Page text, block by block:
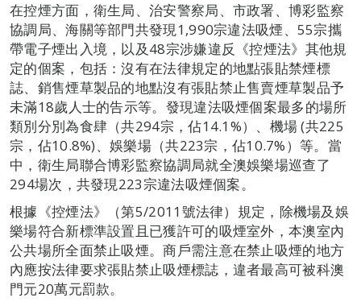
在控煙方面，衛生局、治安警察局、市政署、博彩監察
協調局、海關等部門共發現1,990宗違法吸煙、55宗攜
帶電子煙出入境，以及48宗涉嫌違反《控煙法》其他規
定的個案，包括：沒有在法律規定的地點張貼禁煙標
誌、銷售煙草製品的地點沒有張貼禁止售賣煙草製品予
未滿18歲人士的告示等。發現違法吸煙個案最多的場所
類別分別為食肆（共294宗，佔14.1%）、機場 (共225
宗，佔10.8%)、娛樂場（共223宗，佔10.7%）等。當
中，衛生局聯合博彩監察協調局就全澳娛樂場巡查了
294場次，共發現223宗違法吸煙個案。
根據《控煙法》（第5/2011號法律）規定，除機場及娛
樂場符合新標準設置且已獲許可的吸煙室外，本澳室內
公共場所全面禁止吸煙。商戶需注意在禁止吸煙的地方
內應按法律要求張貼禁止吸煙標誌，違者最高可被科澳
門元20萬元罰款。